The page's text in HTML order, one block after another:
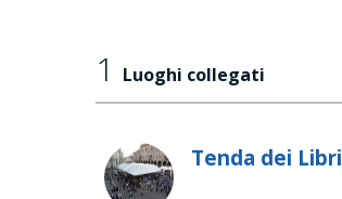
1 Luoghi collegati
Tenda dei Libri